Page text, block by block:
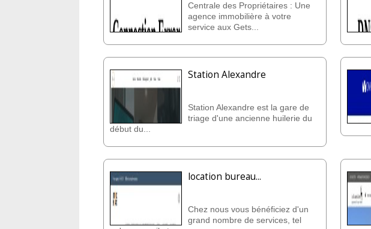
Centrale des Propriétaires : Une
agence immobilière à votre
service aux Gets...
Station Alexandre
Station Alexandre est la gare de
triage d'une ancienne huilerie du
début du...
location bureau...
Chez nous vous bénéficiez d'un
grand nombre de services, tel